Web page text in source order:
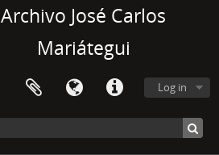
Archivo José Carlos
Mariátegui
Log in